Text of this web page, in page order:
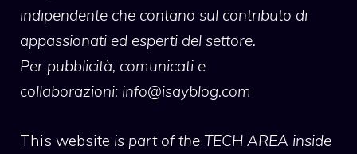
indipendente che contano sul contributo di
appassionati ed esperti del settore.
Per pubblicità, comunicati e
collaborazioni: info@isayblog.com
This website is part of the TECH AREA inside